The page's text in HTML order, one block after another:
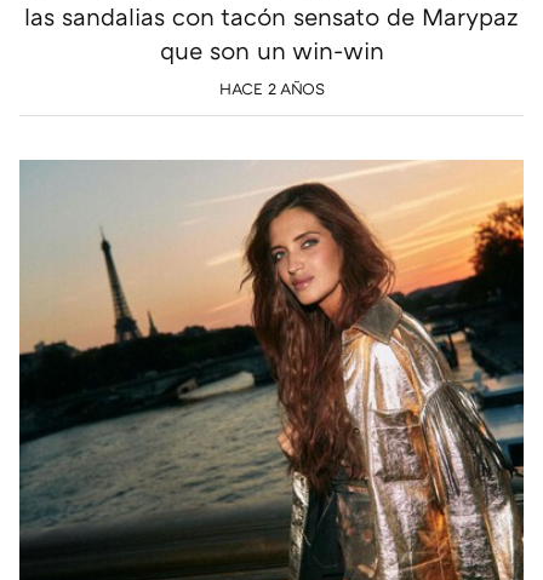
las sandalias con tacón sensato de Marypaz
que son un win-win
HACE 2 AÑOS